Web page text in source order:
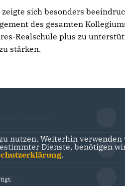
zeigte sich besonders
des gesamten
Realschule plus zu
stärken.
Pfalz
nutzen. Weiterhin
Dienste, benötigen
.